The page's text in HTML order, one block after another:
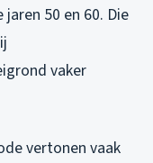
50 en 60. Die
vaker
vertonen vaak